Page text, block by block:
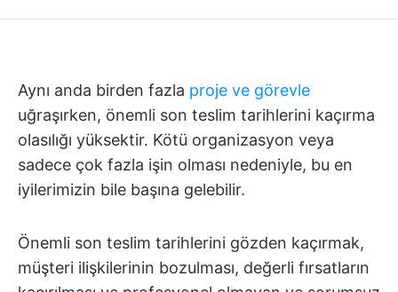
Aynı anda birden fazla proje ve görevle
uğraşırken, önemli son teslim tarihlerini kaçırma
olasılığı yüksektir. Kötü organizasyon veya
sadece çok fazla işin olması nedeniyle, bu en
iyilerimizin bile başına gelebilir.
Önemli son teslim tarihlerini gözden kaçırmak,
müşteri ilişkilerinin bozulması, değerli fırsatların